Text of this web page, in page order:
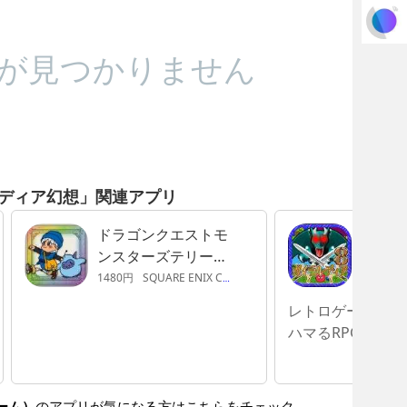
見つかりません
ィア幻想」関連アプリ
ドラゴンクエストモ
ンスターズテリーの
ワンダーランド
1480円 SQUARE ENIX Co., Ltd.
レトロゲーム好
ハマるRPG